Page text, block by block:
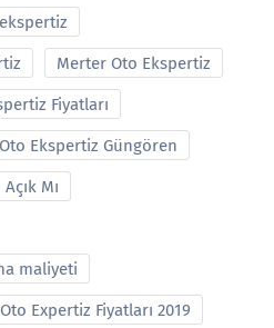
Merter Oto Ekspertiz
Fiyatları
Oto Ekspertiz Güngören
Mı
maliyeti
Oto Expertiz Fiyatları 2019